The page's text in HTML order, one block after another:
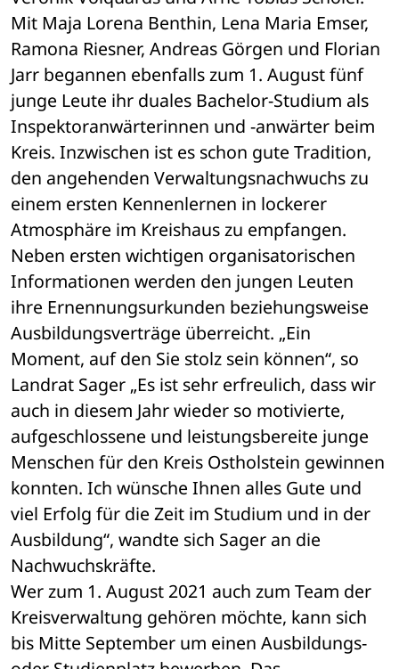
Mit Maja Lorena Benthin, Lena Maria Emser,
Ramona Riesner, Andreas Görgen und Florian
Jarr begannen ebenfalls zum 1. August fünf
junge Leute ihr duales Bachelor-Studium als
Inspektoranwärterinnen und -anwärter beim
Kreis. Inzwischen ist es schon gute Tradition,
den angehenden Verwaltungsnachwuchs zu
einem ersten Kennenlernen in lockerer
Atmosphäre im Kreishaus zu empfangen.
Neben ersten wichtigen organisatorischen
Informationen werden den jungen Leuten
ihre Ernennungsurkunden beziehungsweise
Ausbildungsverträge überreicht. „Ein
Moment, auf den Sie stolz sein können“, so
Landrat Sager „Es ist sehr erfreulich, dass wir
auch in diesem Jahr wieder so motivierte,
aufgeschlossene und leistungsbereite junge
Menschen für den Kreis Ostholstein gewinnen
konnten. Ich wünsche Ihnen alles Gute und
viel Erfolg für die Zeit im Studium und in der
Ausbildung“, wandte sich Sager an die
Nachwuchskräfte.
Wer zum 1. August 2021 auch zum Team der
Kreisverwaltung gehören möchte, kann sich
bis Mitte September um einen Ausbildungs-